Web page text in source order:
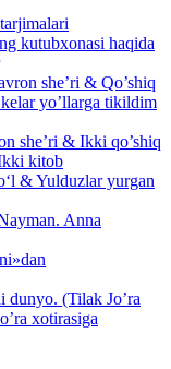
kutubxonasi haqida
she’ri & Qo’shiq
yo’llarga tikildim
she’ri & Ikki qo’shiq
kitob
& Yulduzlar yurgan
Anna
dunyo. (Tilak Jo’ra
xotirasiga